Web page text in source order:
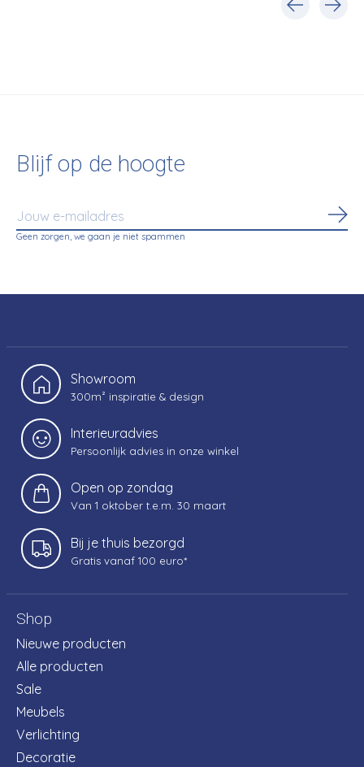
Blijf op de hoogte
Geen zorgen, we gaan je niet spammen
Showroom
300m² inspiratie & design
Interieuradvies
Persoonlijk advies in onze winkel
Open op zondag
Van 1 oktober t.e.m. 30 maart
Bij je thuis bezorgd
Gratis vanaf 100 euro*
Shop
Nieuwe producten
Alle producten
Sale
Meubels
Verlichting
Decoratie